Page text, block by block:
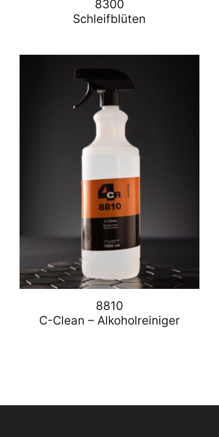
8300
Schleifblüten
8810
C-Clean – Alkoholreiniger